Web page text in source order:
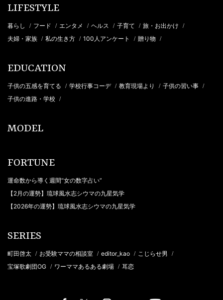
LIFESTYLE
暮らし / フード / エンタメ / ヘルス / 子育て / 旅・お出かけ /
夫婦・家族 / 私の生き方 / 100人アンケート / 贈り物 /
EDUCATION
子供の五感を育てる / 学校行事コーデ / 教育現場より / 子供の習い事 /
子供の進路・学校 /
MODEL
FORTUNE
運命数から導く週間“女の数字占い”
【2月の運勢】琉球風水志シウマの九星気学
【2026年の運勢】琉球風水志シウマの九星気学
SERIES
町田啓太 / お受験ママの相談室 / editor_kao / こじらせ男 /
宝塚歌劇団OG / ワーママあるある劇場 / 耳恋